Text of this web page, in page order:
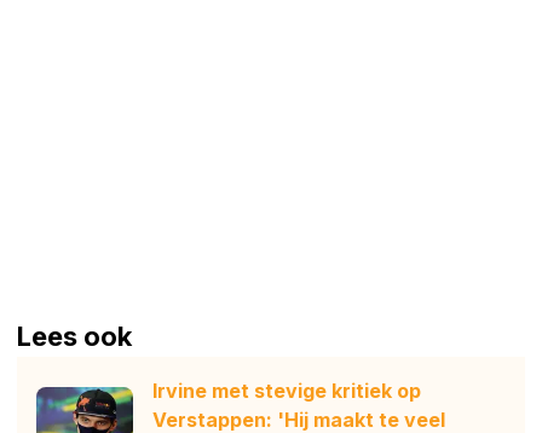
Lees ook
Irvine met stevige kritiek op
Verstappen: 'Hij maakt te veel